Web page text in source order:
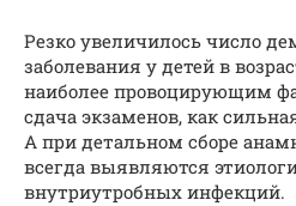
Резко увеличилось число
заболевания у детей в
наиболее провоцирующим
сдача экзаменов, как
А при детальном сборе
всегда выявляются
внутриутробных инфекций.